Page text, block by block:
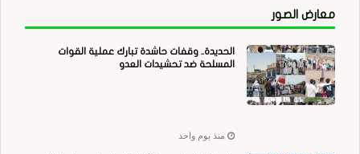
معارض الصور
الحديدة.. وقفات حاشدة تبارك عملية القوات
المسلحة ضد تحشيدات العدو
منذ يوم واحد